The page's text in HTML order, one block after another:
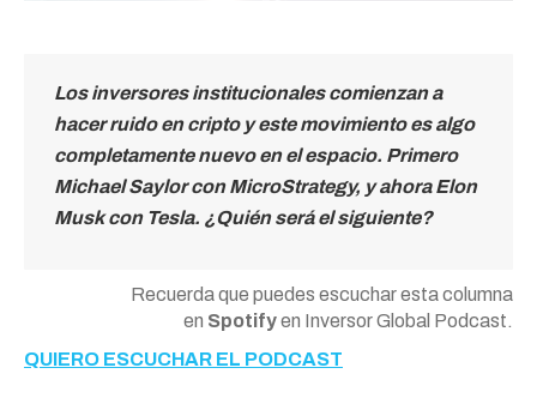
Los inversores institucionales comienzan a
hacer ruido en cripto y este movimiento es algo
completamente nuevo en el espacio. Primero
Michael Saylor con MicroStrategy, y ahora Elon
Musk con Tesla. ¿Quién será el siguiente?
Recuerda que puedes escuchar esta columna
en Spotifyen Inversor Global Podcast.
QUIERO ESCUCHAR EL PODCAST